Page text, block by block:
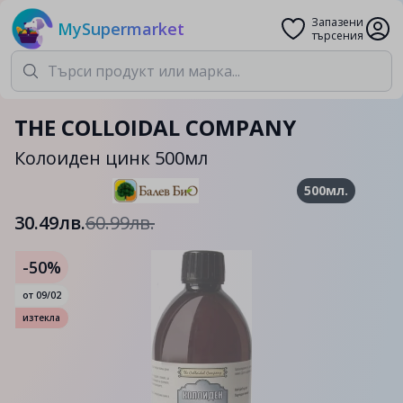
MySupermarket
Запазени
търсения
THE COLLOIDAL COMPANY
Колоиден цинк 500мл
500мл.
30.49лв.60.99лв.
-50%
от 09/02
изтекла